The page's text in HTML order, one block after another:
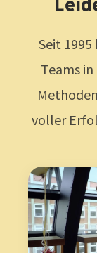
Seit
Teams
voller